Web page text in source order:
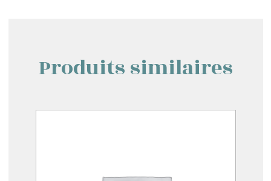
Produits similaires